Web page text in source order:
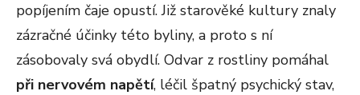
popíjením čaje opustí. Již starověké kultury znaly
zázračné účinky této byliny, a proto s ní
zásobovaly svá obydlí. Odvar z rostliny pomáhal
při nervovém napětí, léčil špatný psychický stav,